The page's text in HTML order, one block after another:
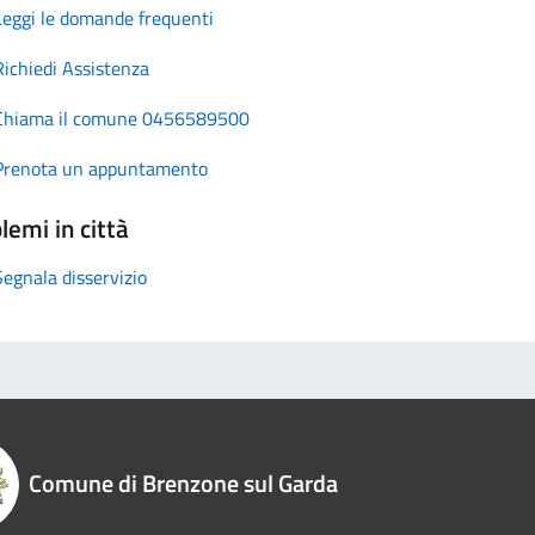
le domande frequenti
Assistenza
il comune 0456589500
un appuntamento
in città
disservizio
Comune di Brenzone sul Garda